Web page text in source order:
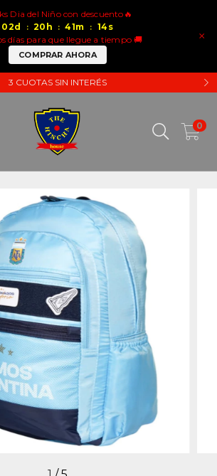
×
Dia del Niño con descuento🔥
02d : 20 h : 41m : 14 s
días para que llegue a tiempo 🚚
COMPRAR AHORA
3 CUOTAS SIN INTERÉS
0